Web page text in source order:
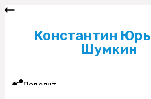
Константин
Шумкин
Поделиться